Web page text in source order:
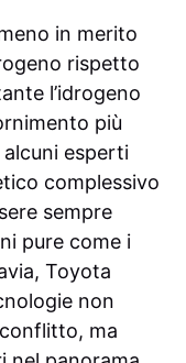
in merito
rispetto
l’idrogeno
più
esperti
complessivo
sempre
pure come i
Toyota
non
ma